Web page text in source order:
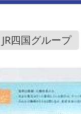
JR四国グループ